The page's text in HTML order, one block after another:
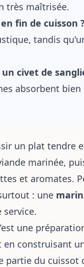
très maîtrisée.
fin de cuisson ?
tandis
civet de
absorbent bien
un plat tendre
marinée,
et aromates.
: une
service.
une
construisant
partie du cuissot